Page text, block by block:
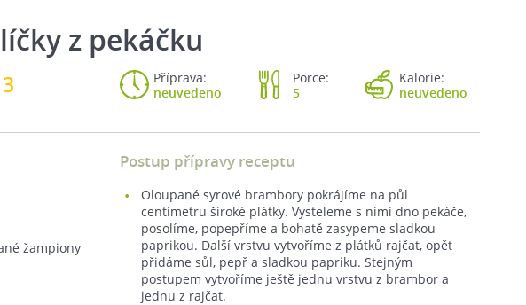
z pekáčku
3
Příprava:
neuvedeno
Porce:
5
Kalorie:
neuvedeno
žampiony
Postup přípravy receptu
Oloupané syrové brambory pokrájíme na půl
centimetru široké plátky. Vysteleme s nimi dno pekáče,
posolíme, popepříme a bohatě zasypeme sladkou
paprikou. Další vrstvu vytvoříme z plátků rajčat, opět
přidáme sůl, pepř a sladkou papriku. Stejným
postupem vytvoříme ještě jednu vrstvu z brambor a
jednu z rajčat.